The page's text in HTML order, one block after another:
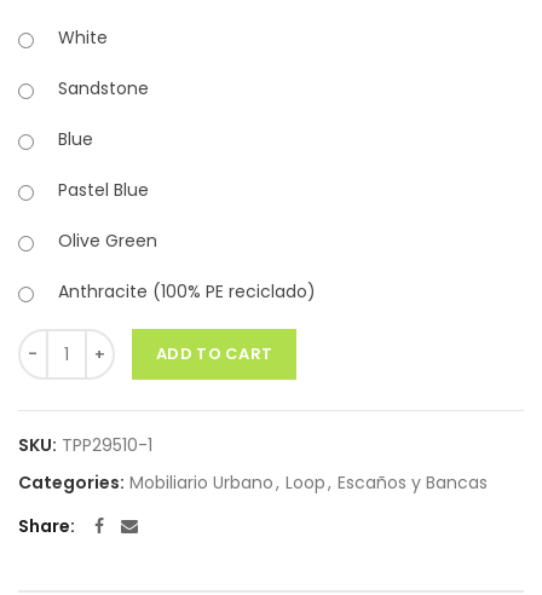
White
Sandstone
Blue
Pastel Blue
Olive Green
Anthracite (100% PE reciclado)
Quantity
ADD TO CART
SKU: TPP29510-1
Categories: Mobiliario Urbano, Loop, Escaños y Bancas
Share